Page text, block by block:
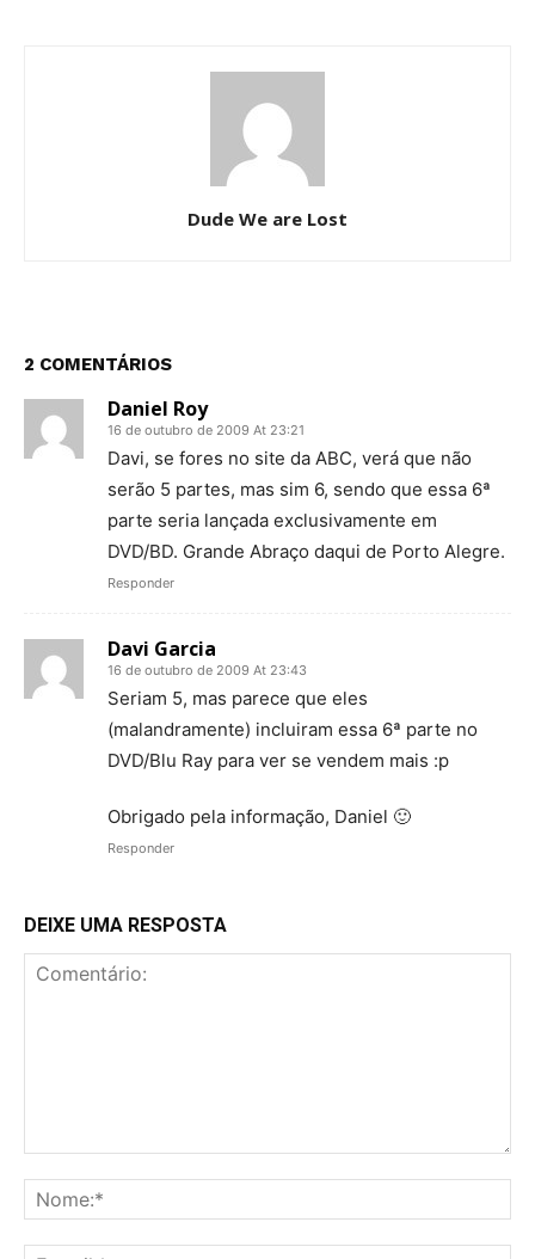
Dude We are Lost
2 COMENTÁRIOS
Daniel Roy
16 de outubro de 2009 At 23:21
Davi, se fores no site da ABC, verá que não
serão 5 partes, mas sim 6, sendo que essa 6ª
parte seria lançada exclusivamente em
DVD/BD. Grande Abraço daqui de Porto Alegre.
Responder
Davi Garcia
16 de outubro de 2009 At 23:43
Seriam 5, mas parece que eles
(malandramente) incluiram essa 6ª parte no
DVD/Blu Ray para ver se vendem mais :p
Obrigado pela informação, Daniel 🙂
Responder
DEIXE UMA RESPOSTA